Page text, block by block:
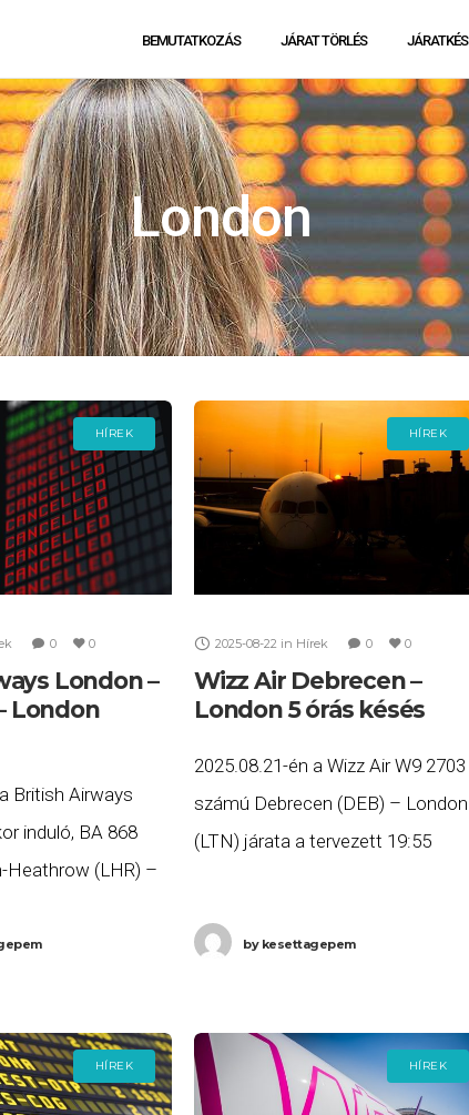
BEMUTATKOZÁS JÁRAT TÖRLÉS
London
HÍREK
0 0
London –
London
British Airways
induló, BA 868
Heathrow (LHR) –
számú Budapest
HÍREK
2025-08-22 in Hírek 0 0
Wizz Air Debrecen –
London 5 órás késés
2025.08.21-én a Wizz Air W9 2703
számú Debrecen (DEB) – London
(LTN) járata a tervezett 19:55
Londonba. Ha Ön a
bykesettagepem
HÍREK HÍREK